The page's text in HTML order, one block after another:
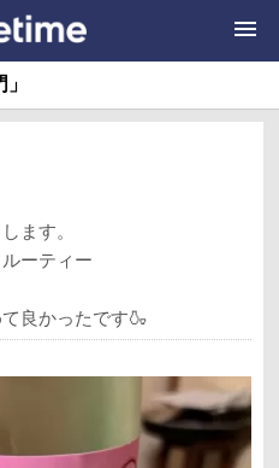
ます。
ーティー
良かったです🍶